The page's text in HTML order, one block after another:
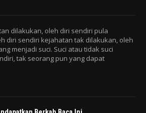
dilakukan, oleh diri sendiri pula
diri sendiri kejahatan tak dilakukan, oleh
menjadi suci. Suci atau tidak suci
tak seorang pun yang dapat